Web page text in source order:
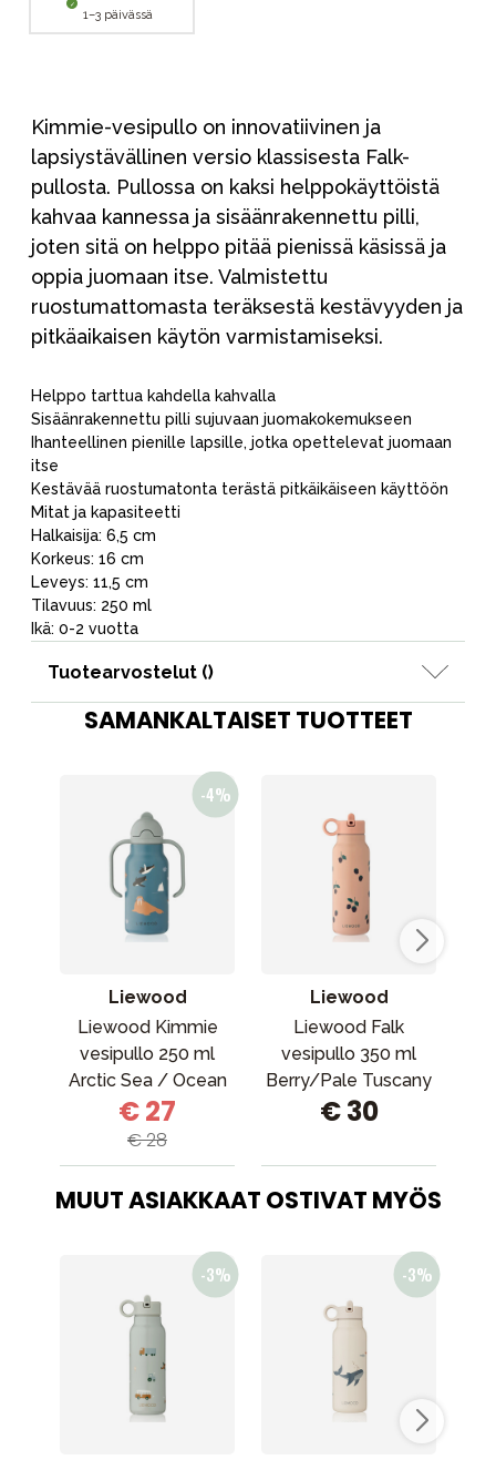
1–3 päivässä
Kimmie-vesipullo on innovatiivinen ja
lapsiystävällinen versio klassisesta Falk-
pullosta. Pullossa on kaksi helppokäyttöistä
kahvaa kannessa ja sisäänrakennettu pilli,
joten sitä on helppo pitää pienissä käsissä ja
oppia juomaan itse. Valmistettu
ruostumattomasta teräksestä kestävyyden ja
pitkäaikaisen käytön varmistamiseksi.
Helppo tarttua kahdella kahvalla
Sisäänrakennettu pilli sujuvaan juomakokemukseen
Ihanteellinen pienille lapsille, jotka opettelevat juomaan
itse
Kestävää ruostumatonta terästä pitkäikäiseen käyttöön
Mitat ja kapasiteetti
Halkaisija: 6,5 cm
Korkeus: 16 cm
Leveys: 11,5 cm
Tilavuus: 250 ml
Ikä: 0-2 vuotta
Tuotearvostelut ()
SAMANKALTAISET TUOTTEET
Liewood
Liewood Kimmie
vesipullo 250 ml
Arctic Sea / Ocean
view
€ 27
€ 28
Liewood
Liewood Falk
vesipullo 350 ml
Berry/Pale Tuscany
€ 30
MUUT ASIAKKAAT OSTIVAT MYÖS